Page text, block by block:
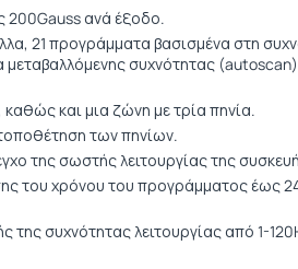
200Gauss ανά έξοδο.
21 προγράμματα βασισμένα στη
μεταβαλλόμενης συχνότητας
και μια ζώνη με τρία πηνία.
τοποθέτηση των πηνίων.
της σωστής λειτουργίας της
του χρόνου του προγράμματος έως
της συχνότητας λειτουργίας από 1-